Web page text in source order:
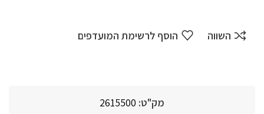
השווה הוסף לרשימת המועדפים
מק"ט: 2615500